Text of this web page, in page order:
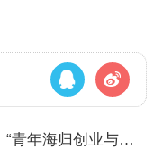
“青年海归创业与合